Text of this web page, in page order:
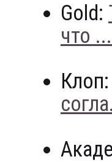
Gold:
что ...
Клоп: